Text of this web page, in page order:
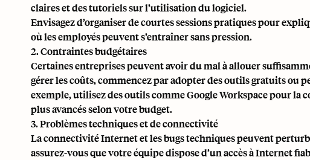
claires et des tutoriels sur l’utilisation du logiciel.
Envisagez d’organiser de courtes sessions pratiques pour
où les employés peuvent s’entraîner sans pression.
2. Contraintes budgétaires
Certaines entreprises peuvent avoir du mal à allouer
gérer les coûts, commencez par adopter des outils gratuits ou
exemple, utilisez des outils comme Google Workspace pour la
plus avancés selon votre budget.
3. Problèmes techniques et de connectivité
La connectivité Internet et les bugs techniques peuvent
assurez-vous que votre équipe dispose d’un accès à Internet